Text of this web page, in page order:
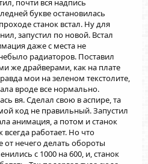
почти вся надпись
букве остановилась
станок встал. Ну для
запустил по новой. Встал
даже с места не
радиаторов. Поставил
же драйверами, как на плате
мои на зеленом текcтолите,
вроде все нормально.
вя. Сделал свою в аспире, та
код не правильный. Запустил
анимация, а потом и станок
работает. Но что
от нечего делать обороты
с 1000 на 600, и, станок